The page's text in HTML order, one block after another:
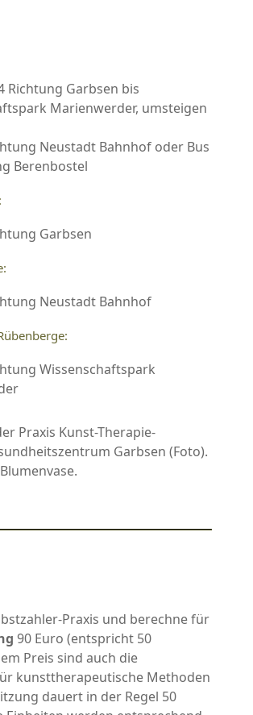
Richtung Garbsen bis
Marienwerder, umsteigen
Neustadt Bahnhof oder Bus
Berenbostel
Garbsen
Neustadt Bahnhof
Wissenschaftspark
Praxis und berechne für
90 Euro (entspricht 50
Preis sind auch die
kunsttherapeutische Methoden
dauert in der Regel 50